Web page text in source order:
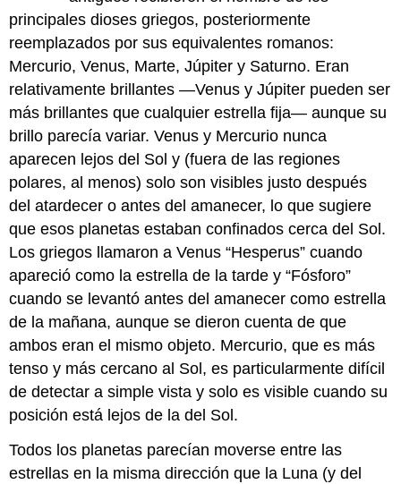
principales dioses griegos, posteriormente
reemplazados por sus equivalentes romanos:
Mercurio, Venus, Marte, Júpiter y Saturno. Eran
relativamente brillantes —Venus y Júpiter pueden ser
más brillantes que cualquier estrella fija— aunque su
brillo parecía variar. Venus y Mercurio nunca
aparecen lejos del Sol y (fuera de las regiones
polares, al menos) solo son visibles justo después
del atardecer o antes del amanecer, lo que sugiere
que esos planetas estaban confinados cerca del Sol.
Los griegos llamaron a Venus “Hesperus” cuando
apareció como la estrella de la tarde y “Fósforo”
cuando se levantó antes del amanecer como estrella
de la mañana, aunque se dieron cuenta de que
ambos eran el mismo objeto. Mercurio, que es más
tenso y más cercano al Sol, es particularmente difícil
de detectar a simple vista y solo es visible cuando su
posición está lejos de la del Sol.
Todos los planetas parecían moverse entre las
estrellas en la misma dirección que la Luna (y del